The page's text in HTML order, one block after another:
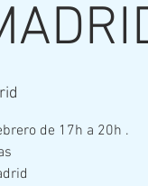
de 17h a 20h .